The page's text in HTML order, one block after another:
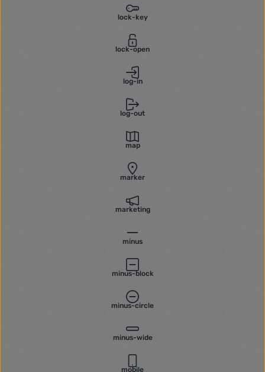
lock-key
lock-open
log-in
log-out
map
marker
marketing
minus
minus-block
minus-circle
minus-wide
mobile